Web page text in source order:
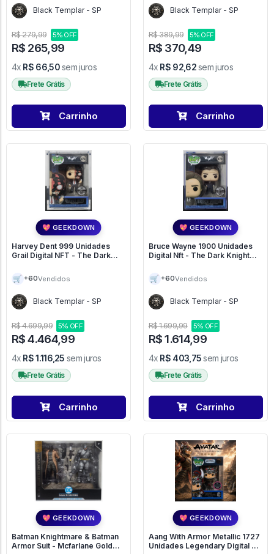
Black Templar - SP
R$ 279,99 5% OFF
R$ 265,99
4x R$ 66,50sem juros
Frete Grátis
Carrinho
Black Templar - SP
R$ 389,99 5% OFF
R$ 370,49
4x R$ 92,62sem juros
Frete Grátis
Carrinho
💖 GEEKDOWN
Harvey Dent 999 Unidades
Grail Digital NFT - The Dark
🛒 +60Vendidos
Black Templar - SP
R$ 4.699,99 5% OFF
R$ 4.464,99
4x R$ 1.116,25 sem juros
Frete Grátis
Carrinho
💖 GEEKDOWN
Bruce Wayne 1900 Unidades
Digital Nft - The Dark Knight
🛒 +60Vendidos
Black Templar - SP
R$ 1.699,99 5% OFF
R$ 1.614,99
4x R$ 403,75sem juros
Frete Grátis
Carrinho
💖 GEEKDOWN
Batman Knightmare & Batman
Armor Suit - Mcfarlane Gold
💖 GEEKDOWN
Aang With Armor Metallic 1727
Unidades Legendary Digital Nft